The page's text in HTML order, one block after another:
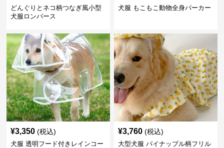
どんぐりとネコ柄つなぎ風小型
犬服ロンパース
犬服 もこもこ動物全身パーカー
¥3,350 (税込)
犬服 透明フード付きレインコー
¥3,760 (税込)
大型犬服 パイナップル柄フリル